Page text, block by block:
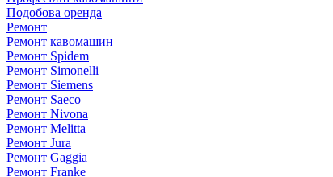
Подобова оренда
Ремонт
Ремонт кавомашин
Ремонт Spidem
Ремонт Simonelli
Ремонт Siemens
Ремонт Saeco
Ремонт Nivona
Ремонт Melitta
Ремонт Jura
Ремонт Gaggia
Ремонт Franke